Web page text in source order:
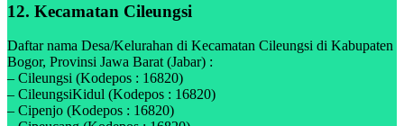
12. Kecamatan Cileungsi
Daftar nama Desa/Kelurahan di Kecamatan Cileungsi di Kabupaten
Bogor, Provinsi Jawa Barat (Jabar) :
– Cileungsi (Kodepos : 16820)
– CileungsiKidul (Kodepos : 16820)
– Cipenjo (Kodepos : 16820)